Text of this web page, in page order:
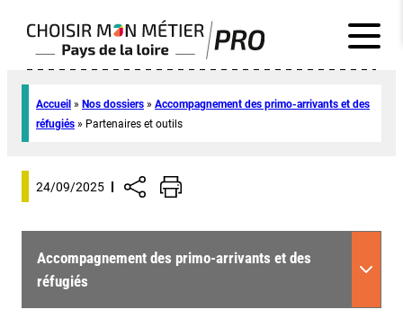
Accueil » Nos dossiers » Accompagnement des primo-arrivants et des
réfugiés » Partenaires et outils
24/09/2025
Accompagnement des primo-arrivants et des
réfugiés